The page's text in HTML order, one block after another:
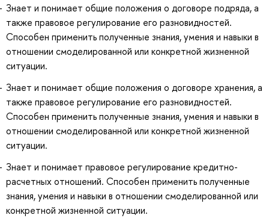
Знает и понимает общие положения о договоре подряда, а
также правовое регулирование его разновидностей.
Способен применить полученные знания, умения и навыки в
отношении смоделированной или конкретной жизненной
ситуации.
Знает и понимает общие положения о договоре хранения, а
также правовое регулирование его разновидностей.
Способен применить полученные знания, умения и навыки в
отношении смоделированной или конкретной жизненной
ситуации.
Знает и понимает правовое регулирование кредитно-
расчетных отношений. Способен применить полученные
знания, умения и навыки в отношении смоделированной или
конкретной жизненной ситуации.